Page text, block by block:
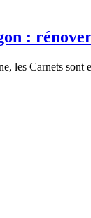
:
les Carnets